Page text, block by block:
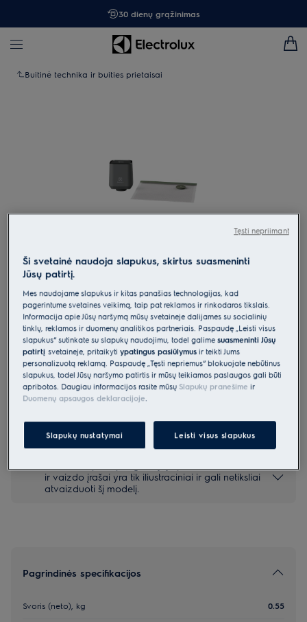
30 dienų grąžinimas
Buitinė technika ir buities prietaisai
Spustelėkite, kad padidintumėte mastelį
EVSK1
Vakuumavimo maišelių rinkinys
4 (14)
Saugos instrukcijos ir saugos įspėjimai pagal ES reglamentą
2023/988 pateikiami vartotojo vadove. Norėdami saugiai
naudoti gaminį, perskaitykite visą vartotojo vadovą.
ir vaizdo įrašai yra tik iliustraciniai ir gali netiksliai
atvaizduoti šį modelį.
Pagrindinės specifikacijos
Svoris (neto), kg 0.55
Ši svetainė naudoja slapukus, skirtus suasmeninti
Jūsų patirtį.
Mes naudojame slapukus ir kitas panašias technologijas, kad
pagerintume svetainės veikimą, taip pat reklamos ir rinkodaros tikslais.
Informacija apie Jūsų naršymą mūsų svetainėje dalijamės su socialinių
tinklų, reklamos ir duomenų analitikos partneriais. Paspaudę „Leisti visus
slapukus“ sutinkate su slapukų naudojimu, todėl galimesuasmeninti Jūsų
patirtįsvetainėje, pritaikytiypatingus pasiūlymus ir teikti Jums
personalizuotą reklamą. Paspaudę „Tęsti nepriėmus“ blokuojate nebūtinus
slapukus, todėl Jūsų naršymo patirtis ir mūsų teikiamos paslaugos gali būti
apribotos. Daugiau informacijos rasite mūsų Slapukų pranešime ir
Duomenų apsaugos deklaracijoje.
Slapukų nustatymai Leisti visus slapukus
Tęsti nepriimant